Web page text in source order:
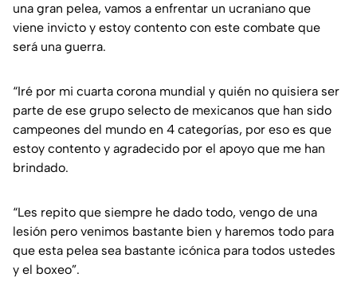
una gran pelea, vamos a enfrentar un ucraniano que
viene invicto y estoy contento con este combate que
será una guerra.
“Iré por mi cuarta corona mundial y quién no quisiera ser
parte de ese grupo selecto de mexicanos que han sido
campeones del mundo en 4 categorías, por eso es que
estoy contento y agradecido por el apoyo que me han
brindado.
“Les repito que siempre he dado todo, vengo de una
lesión pero venimos bastante bien y haremos todo para
que esta pelea sea bastante icónica para todos ustedes
y el boxeo”.